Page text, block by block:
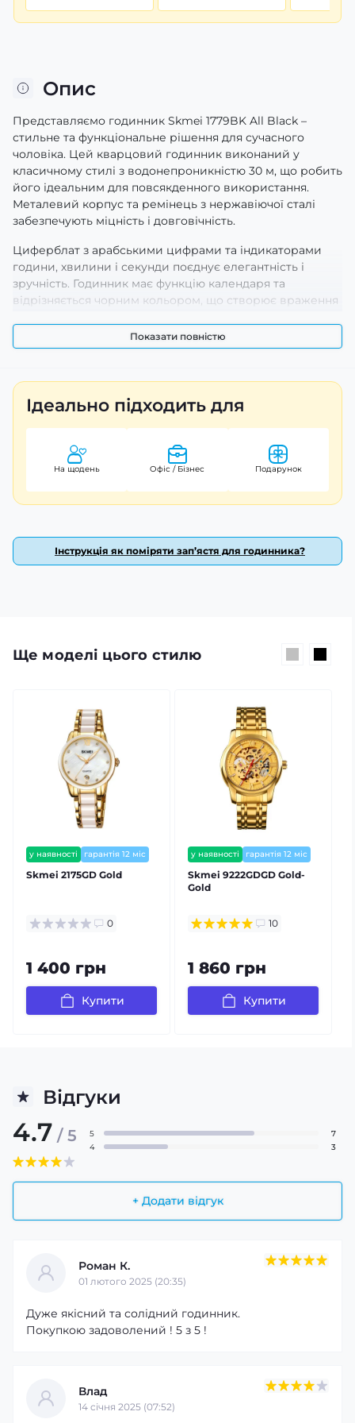
Опис
Представляємо годинник Skmei 1779BK All Black –
стильне та функціональне рішення для сучасного
чоловіка. Цей кварцовий годинник виконаний у
класичному стилі з водонепроникністю 30 м, що робить
його ідеальним для повсякденного використання.
Металевий корпус та ремінець з нержавіючої сталі
забезпечують міцність і довговічність.
Циферблат з арабськими цифрами та індикаторами
години, хвилини і секунди поєднує елегантність і
зручність. Годинник має функцію календаря та
відрізняється чорним кольором, що створює враження
на зап’ясті, а вага 150 г додає комфорт у носінні.
події, на який поширюється гарантія 12 місяців.
Показати повністю
Ідеально підходить для
На щодень Офіс / Бізнес Подарунок
Інструкція як поміряти зап’ястя для годинника?
Ще моделі цього стилю
у наявності гарантія 12 міс
Skmei 2175GD Gold
0
1 400 грн
Купити
у наявності гарантія 12 міс
Skmei 9222GDGD Gold-
Gold
10
1 860 грн
Купити
Відгуки
4.7 / 5
+ Додати відгук
5
7
4
3
Роман К.
01 лютого 2025 (20:35)
Дуже якісний та солідний годинник.
Покупкою задоволений ! 5 з 5 !
Влад
14 cічня 2025 (07:52)